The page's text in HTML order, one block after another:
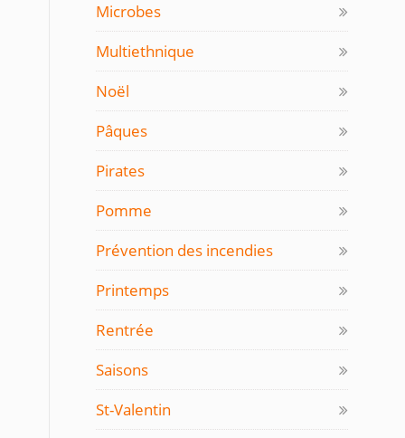
Microbes
Multiethnique
Noël
Pâques
Pirates
Pomme
Prévention des incendies
Printemps
Rentrée
Saisons
St-Valentin